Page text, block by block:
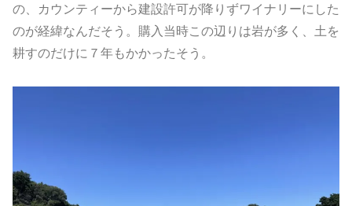
の、カウンティーから建設許可が降りずワイナリーにした
のが経緯なんだそう。購入当時この辺りは岩が多く、土を
耕すのだけに７年もかかったそう。